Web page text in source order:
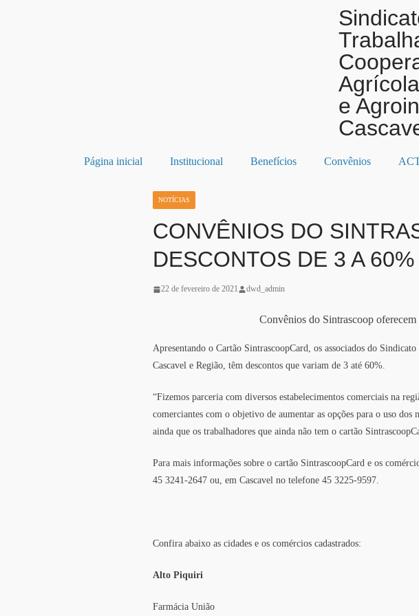
e
Página inicial Institucional Benefícios Convênios
NOTÍCIAS
CONVÊNIOS DO
DESCONTOS DE 3 A
22 de fevereiro de 2021 dwd_admin
Convênios do Sintrascoop
Apresentando o Cartão SintrascoopCard, os associados do
Cascavel e Região, têm descontos que variam de 3 até 60%.
“Fizemos parceria com diversos estabelecimentos comerciais na
comerciantes com o objetivo de aumentar as opções para o uso
ainda que os trabalhadores que ainda não tem o cartão
Para mais informações sobre o cartão SintrascoopCard e os
45 3241-2647 ou, em Cascavel no telefone 45 3225-9597.
Confira abaixo as cidades e os comércios cadastrados:
Alto Piquiri
Farmácia União